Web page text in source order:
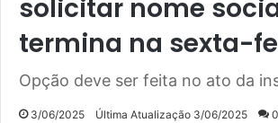
solicitar nome
termina na sexta-
Opção deve ser feita no ato da
3/06/2025 Última Atualização 3/06/2025 0